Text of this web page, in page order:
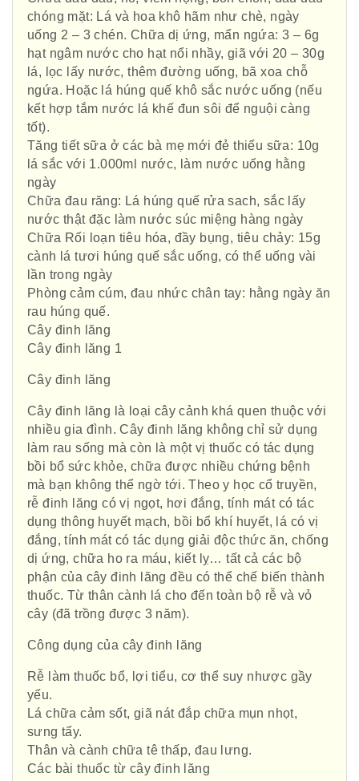
chóng mặt: Lá và hoa khô hãm như chè, ngày
uống 2 – 3 chén. Chữa dị ứng, mẩn ngứa: 3 – 6g
hạt ngâm nước cho hạt nổi nhầy, giã với 20 – 30g
lá, lọc lấy nước, thêm đường uống, bã xoa chỗ
ngứa. Hoặc lá húng quế khô sắc nước uống (nếu
kết hợp tắm nước lá khế đun sôi để nguội càng
tốt).
Tăng tiết sữa ở các bà mẹ mới đẻ thiếu sữa: 10g
lá sắc với 1.000ml nước, làm nước uống hằng
ngày
Chữa đau răng: Lá húng quế rửa sach, sắc lấy
nước thật đặc làm nước súc miệng hàng ngày
Chữa Rối loạn tiêu hóa, đầy bụng, tiêu chảy: 15g
cành lá tươi húng quế sắc uống, có thể uống vài
lần trong ngày
Phòng cảm cúm, đau nhức chân tay: hằng ngày ăn
rau húng quế.
Cây đinh lăng
Cây đinh lăng 1
Cây đinh lăng
Cây đinh lăng là loại cây cảnh khá quen thuộc với
nhiều gia đình. Cây đinh lăng không chỉ sử dụng
làm rau sống mà còn là một vị thuốc có tác dụng
bồi bổ sức khỏe, chữa được nhiều chứng bệnh
mà bạn không thể ngờ tới. Theo y học cổ truyền,
rễ đinh lăng có vị ngọt, hơi đắng, tính mát có tác
dụng thông huyết mạch, bồi bổ khí huyết, lá có vị
đắng, tính mát có tác dụng giải độc thức ăn, chống
dị ứng, chữa ho ra máu, kiết lỵ… tất cả các bộ
phận của cây đinh lăng đều có thể chế biến thành
thuốc. Từ thân cành lá cho đến toàn bộ rễ và vỏ
cây (đã trồng được 3 năm).
Công dụng của cây đinh lăng
Rễ làm thuốc bổ, lợi tiểu, cơ thể suy nhược gầy
yếu.
Lá chữa cảm sốt, giã nát đắp chữa mụn nhọt,
sưng tấy.
Thân và cành chữa tê thấp, đau lưng.
Các bài thuốc từ cây đinh lăng